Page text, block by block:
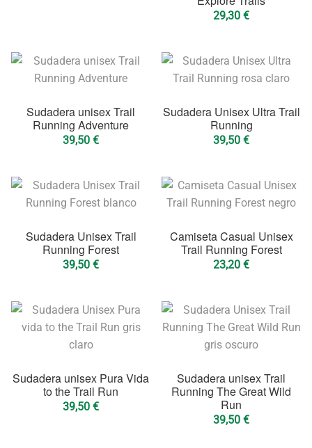
29,30 €
Sudadera unisex Trail
Running Adventure
39,50 €
Sudadera Unisex Ultra Trail
Running
39,50 €
Sudadera Unisex Trail
Running Forest
39,50 €
Camiseta Casual Unisex
Trail Running Forest
23,20 €
Sudadera unisex Pura Vida
to the Trail Run
39,50 €
Sudadera unisex Trail
Running The Great Wild
Run
39,50 €